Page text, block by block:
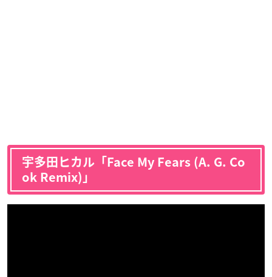
宇多田ヒカル「Face My Fears (A. G. Co
ok Remix)」